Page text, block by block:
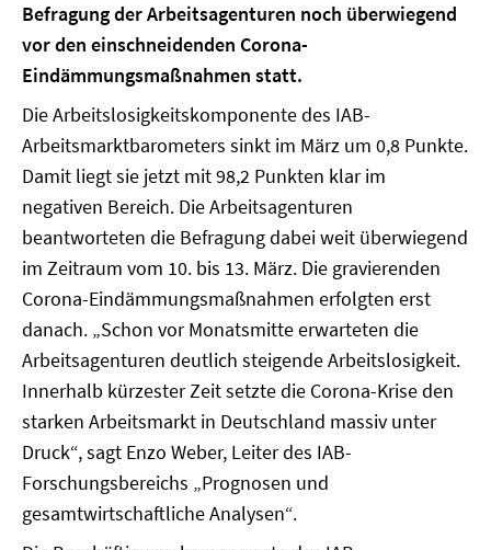
Befragung der Arbeitsagenturen noch überwiegend
vor den einschneidenden Corona-
Eindämmungsmaßnahmen statt.
Die Arbeitslosigkeitskomponente des IAB-
Arbeitsmarktbarometers sinkt im März um 0,8 Punkte.
Damit liegt sie jetzt mit 98,2 Punkten klar im
negativen Bereich. Die Arbeitsagenturen
beantworteten die Befragung dabei weit überwiegend
im Zeitraum vom 10. bis 13. März. Die gravierenden
Corona-Eindämmungsmaßnahmen erfolgten erst
danach. „Schon vor Monatsmitte erwarteten die
Arbeitsagenturen deutlich steigende Arbeitslosigkeit.
Innerhalb kürzester Zeit setzte die Corona-Krise den
starken Arbeitsmarkt in Deutschland massiv unter
Druck“, sagt Enzo Weber, Leiter des IAB-
Forschungsbereichs „Prognosen und
gesamtwirtschaftliche Analysen“.